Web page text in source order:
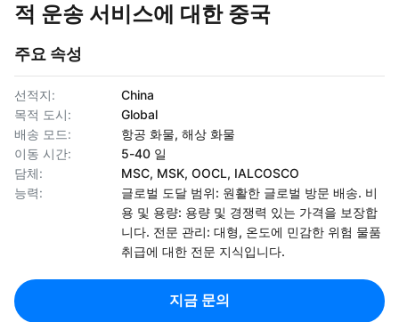
적 운송 서비스에 대한 중국
주요 속성
선적지:
China
목적 도시:
Global
배송 모드:
항공 화물, 해상 화물
이동 시간:
5-40 일
담체:
MSC, MSK, OOCL, IALCOSCO
능력:
글로벌 도달 범위: 원활한 글로벌 방문 배송. 비
용 및 용량: 용량 및 경쟁력 있는 가격을 보장합
니다. 전문 관리: 대형, 온도에 민감한 위험 물품
취급에 대한 전문 지식입니다.
지금 문의